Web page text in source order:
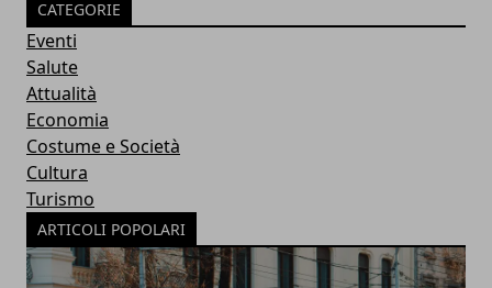
CATEGORIE
Eventi
Salute
Attualità
Economia
Costume e Società
Cultura
Turismo
ARTICOLI POPOLARI